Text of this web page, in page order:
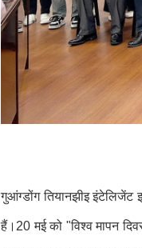
गुआंग्डोंग तियानझीइ इंटेलिजेंट
हैं।20 मई को "विश्व मापन